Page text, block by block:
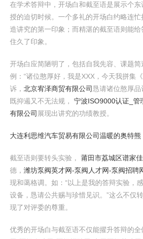
在学术答辩中，开场白和截至语是展示个
授的迫切时候。一个多礼的开场白约略连
造讲究的第一印象；而精湛的截至语则能
住久了印象。
开场白应简陋明了，包括自我先容、课题
例：“诸位憨厚好，我是XXX，今天我拼集
诉， 北京宥泽商贸有限公司 恳请诸位憨厚
既抑遏又不无法规， 宁波ISO9000认证_管
有限公司 展现出讲究的功绩教授。
大连利思维汽车贸易有限公司温暖的奥特熊
截至语则要转头实验， 莆田市荔城区谱家
德， 潍坊泵阀英才网-泵阀人才网-泵阀招聘
现和蔼格调。如：“以上是我的答辩实验，
设备，恳请公共赐与珍惜见识。”这么不仅
现了对评委的尊重。
优秀的开场白与截至语不仅能擢升答辩的